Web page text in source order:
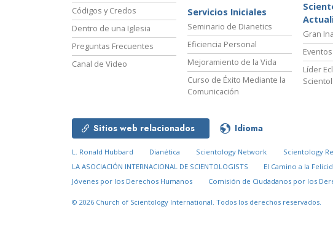
Códigos y Credos
Dentro de una Iglesia
Preguntas Frecuentes
Canal de Video
Servicios Iniciales
Seminario de Dianetics
Eficiencia Personal
Mejoramiento de la Vida
Curso de Éxito Mediante la
Comunicación
Gran
Líder
Sitios web relacionados Idioma
L. Ronald Hubbard Dianética Scientology Network Scientology
LA ASOCIACIÓN INTERNACIONAL DE SCIENTOLOGISTS
El Camino a la
Jóvenes por los Derechos Humanos
Comisión de Ciudadanos por los
© 2026 Church of Scientology International. Todos los derechos reservados.